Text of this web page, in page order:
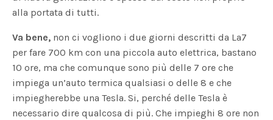
alla portata di tutti.
Va bene, non ci vogliono i due giorni descritti da La7
per fare 700 km con una piccola auto elettrica, bastano
10 ore, ma che comunque sono più delle 7 ore che
impiega un’auto termica qualsiasi o delle 8 e che
impiegherebbe una Tesla. Si, perché delle Tesla è
necessario dire qualcosa di più. Che impieghi 8 ore non